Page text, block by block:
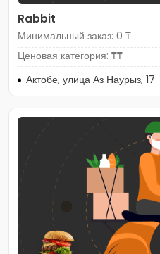
Rabbit
Минимальный заказ: 0 ₸
Ценовая категория: ₸₸
Актобе, улица Аз Наурыз, 17